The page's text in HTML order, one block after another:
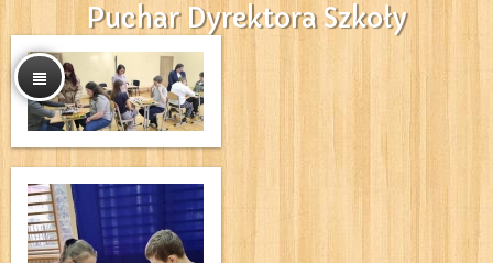
Puchar Dyrektora Szkoły